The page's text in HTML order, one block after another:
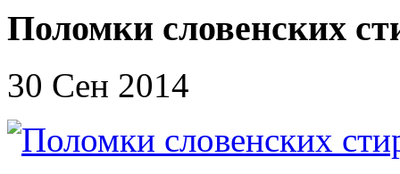
Поломки словенских
30 Сен 2014